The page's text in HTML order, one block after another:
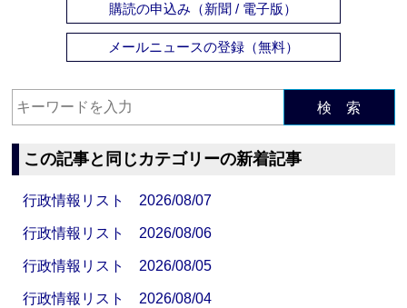
購読の申込み（新聞 / 電子版）
メールニュースの登録（無料）
検 索
この記事と同じカテゴリーの新着記事
行政情報リスト 2026/08/07
行政情報リスト 2026/08/06
行政情報リスト 2026/08/05
行政情報リスト 2026/08/04